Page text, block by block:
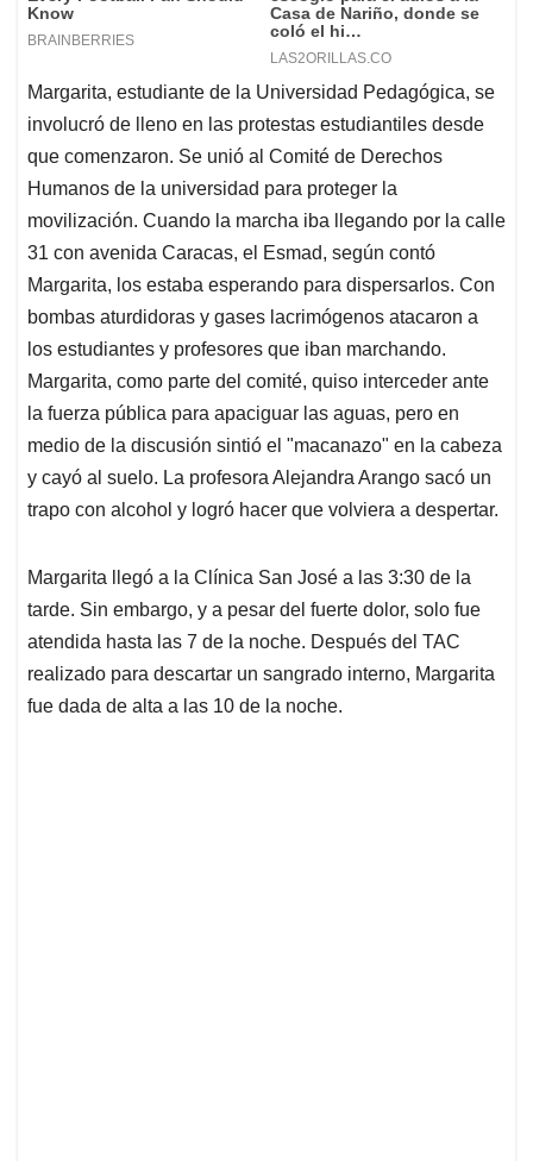
Margarita, estudiante de la Universidad Pedagógica, se
involucró de lleno en las protestas estudiantiles desde
que comenzaron. Se unió al Comité de Derechos
Humanos de la universidad para proteger la
movilización. Cuando la marcha iba llegando por la calle
31 con avenida Caracas, el Esmad, según contó
Margarita, los estaba esperando para dispersarlos. Con
bombas aturdidoras y gases lacrimógenos atacaron a
los estudiantes y profesores que iban marchando.
Margarita, como parte del comité, quiso interceder ante
la fuerza pública para apaciguar las aguas, pero en
medio de la discusión sintió el "macanazo" en la cabeza
y cayó al suelo. La profesora Alejandra Arango sacó un
trapo con alcohol y logró hacer que volviera a despertar.
Margarita llegó a la Clínica San José a las 3:30 de la
tarde. Sin embargo, y a pesar del fuerte dolor, solo fue
atendida hasta las 7 de la noche. Después del TAC
realizado para descartar un sangrado interno, Margarita
fue dada de alta a las 10 de la noche.